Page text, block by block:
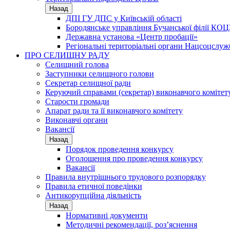
Назад
ДПІ ГУ ДПС у Київській області
Бородянське управління Бучанської філії
Державна установа «Центр пробації»
Регіональні територіальні органи
ПРО СЕЛИЩНУ РАДУ
Селищний голова
Заступники селищного голови
Секретар селищної ради
Керуючий справами (секретар) виконавчого
Старости громади
Апарат ради та її виконавчого комітету
Виконавчі органи
Вакансії
Назад
Порядок проведення конкурсу
Оголошення про проведення конкурсу
Вакансії
Правила внутрішнього трудового розпорядку
Правила етичної поведінки
Антикорупційна діяльність
Назад
Нормативні документи
Методичні рекомендації, роз’яснення